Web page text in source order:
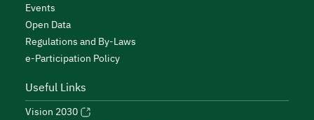
Events
Open Data
Regulations and By-Laws
e-Participation Policy
Useful Links
Vision 2030